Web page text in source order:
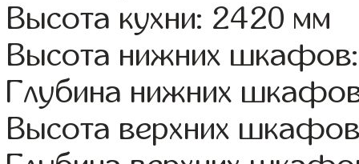
Высота кухни: 2420 мм
Высота нижних
Глубина нижних
Высота верхних